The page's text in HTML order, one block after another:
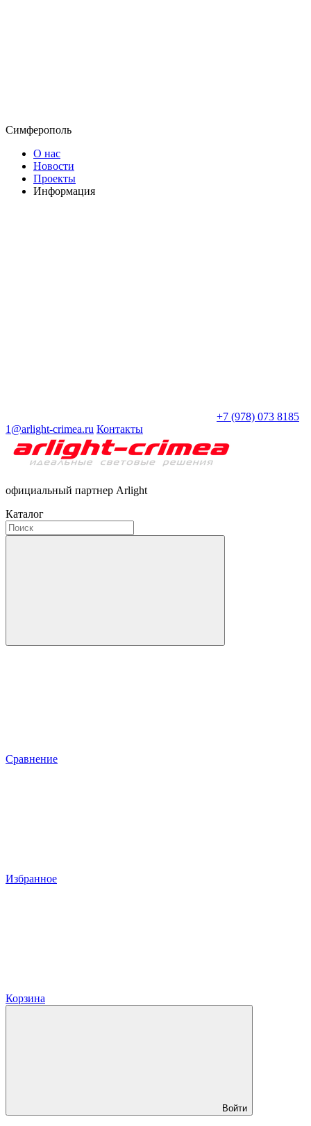
Симферополь
О нас
Новости
Проекты
Информация
+7 (978) 073 8185
1@arlight-crimea.ru Контакты
официальный партнер Arlight
Каталог
Сравнение
Избранное
Корзина
Войти